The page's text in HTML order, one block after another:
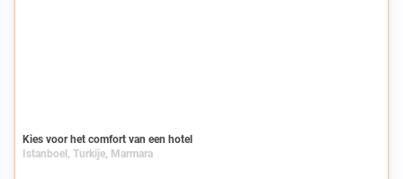
Kies voor het comfort van een hotel
Istanboel, Turkije, Marmara